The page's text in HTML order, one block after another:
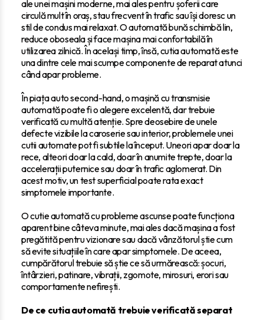
ale unei mașini moderne, mai ales pentru șoferii care
circulă mult în oraș, stau frecvent în trafic sau își doresc un
stil de condus mai relaxat. O automată bună schimbă lin,
reduce oboseala și face mașina mai confortabilă în
utilizarea zilnică. În același timp, însă, cutia automată este
una dintre cele mai scumpe componente de reparat atunci
când apar probleme.
În piața auto second-hand, o mașină cu transmisie
automată poate fi o alegere excelentă, dar trebuie
verificată cu multă atenție. Spre deosebire de unele
defecte vizibile la caroserie sau interior, problemele unei
cutii automate pot fi subtile la început. Uneori apar doar la
rece, alteori doar la cald, doar în anumite trepte, doar la
accelerații puternice sau doar în trafic aglomerat. Din
acest motiv, un test superficial poate rata exact
simptomele importante.
O cutie automată cu probleme ascunse poate funcționa
aparent bine câteva minute, mai ales dacă mașina a fost
pregătită pentru vizionare sau dacă vânzătorul știe cum
să evite situațiile în care apar simptomele. De aceea,
cumpărătorul trebuie să știe ce să urmărească: șocuri,
întârzieri, patinare, vibrații, zgomote, mirosuri, erori sau
comportamente nefirești.
De ce cutia automată trebuie verificată separat